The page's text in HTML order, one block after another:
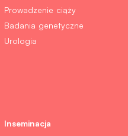
Prowadzenie ciąży
Badania genetyczne
Urologia
Inseminacja